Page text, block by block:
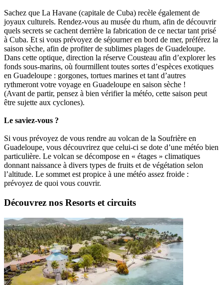
Sachez que La Havane (capitale de Cuba) recèle également de
joyaux culturels. Rendez-vous au musée du rhum, afin de découvrir
quels secrets se cachent derrière la fabrication de ce nectar tant prisé
à Cuba. Et si vous prévoyez de séjourner en bord de mer, préférez la
saison sèche, afin de profiter de sublimes plages de Guadeloupe.
Dans cette optique, direction la réserve Cousteau afin d’explorer les
fonds sous-marins, où fourmillent toutes sortes d’espèces exotiques
en Guadeloupe : gorgones, tortues marines et tant d’autres
rythmeront votre voyage en Guadeloupe en saison sèche !
(Avant de partir, pensez à bien vérifier la météo, cette saison peut
être sujette aux cyclones).
Le saviez-vous ?
Si vous prévoyez de vous rendre au volcan de la Soufrière en
Guadeloupe, vous découvrirez que celui-ci se dote d’une météo bien
particulière. Le volcan se décompose en « étages » climatiques
donnant naissance à divers types de fruits et de végétation selon
l’altitude. Le sommet est propice à une météo assez froide :
prévoyez de quoi vous couvrir.
Découvrez nos Resorts et circuits